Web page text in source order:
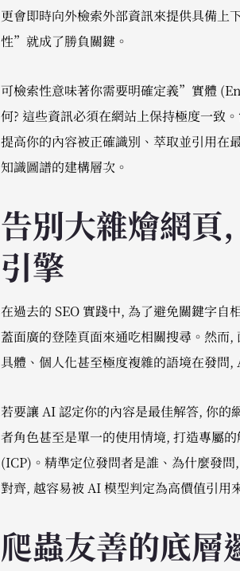
更會即時向外檢索外部資訊來提供具備
性”就成了勝負關鍵。
可檢索性意味著你需要明確定義”實體
何? 這些資訊必須在網站上保持極度一致
提高你的內容被正確識別、萃取並引用在
知識圖譜的建構層次。
告別大雜燴網頁
引擎
在過去的 SEO 實踐中, 為了避免關鍵字
蓋面廣的登陸頁面來通吃相關搜尋。然而
具體、個人化甚至極度複雜的語境在發
若要讓 AI 認定你的內容是最佳解答, 你的
者角色甚至是單一的使用情境, 打造專屬
(ICP)。精準定位發問者是誰、為什麼發
對齊, 越容易被 AI 模型判定為高價值引用
爬蟲友善的底